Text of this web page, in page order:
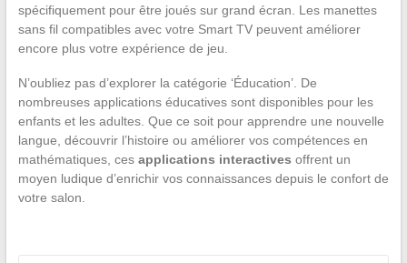
spécifiquement pour être joués sur grand écran. Les manettes
sans fil compatibles avec votre Smart TV peuvent améliorer
encore plus votre expérience de jeu.
N’oubliez pas d’explorer la catégorie ‘Éducation’. De
nombreuses applications éducatives sont disponibles pour les
enfants et les adultes. Que ce soit pour apprendre une nouvelle
langue, découvrir l’histoire ou améliorer vos compétences en
mathématiques, ces applications interactives offrent un
moyen ludique d’enrichir vos connaissances depuis le confort de
votre salon.